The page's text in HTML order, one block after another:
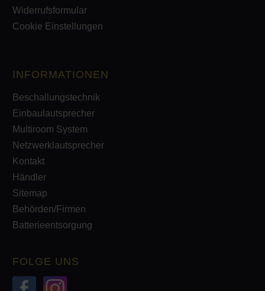
Widerrufsformular
Cookie Einstellungen
INFORMATIONEN
Beschallungstechnik
Einbaulautsprecher
Multiroom System
Netzwerklautsprecher
Kontakt
Händler
Sitemap
Behörden/Firmen
Batterieentsorgung
FOLGE UNS